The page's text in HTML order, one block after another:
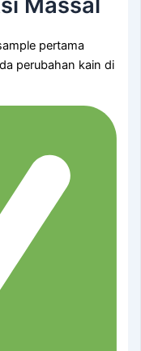
Massal
pertama
perubahan kain di